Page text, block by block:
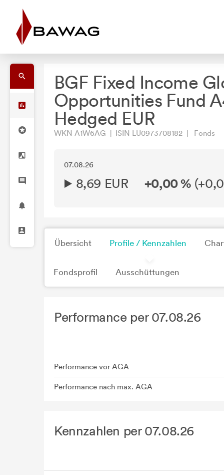
BGF Fixed Income
Opportunities Fund
Hedged EUR
WKN A1W6AG | ISIN LU0973708182 | Fonds
07.08.26
8,69 EUR +0,00 % (
Übersicht Profile / Kennzahlen
Fondsprofil Ausschüttungen
Performance per 07.08.26
Performance vor AGA
Performance nach max. AGA
Kennzahlen per 07.08.26